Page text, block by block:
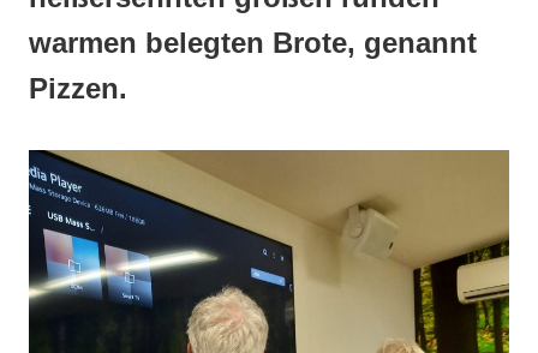
warmen belegten Brote, genannt
Pizzen.